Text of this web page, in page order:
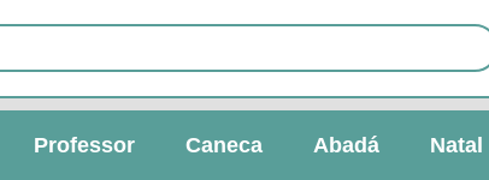
Professor Caneca Abadá Natal